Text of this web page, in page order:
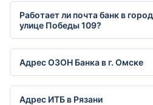
Работает ли почта банк в
улице Победы 109?
Адрес ОЗОН Банка в г. Омске
Адрес ИТБ в Рязани